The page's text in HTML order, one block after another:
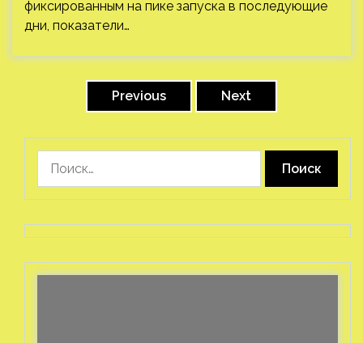
фиксированным на пике запуска в последующие
дни, показатели…
Пагинация
Previous Next